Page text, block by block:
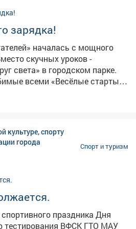
зарядка!
началась с мощного
скучных уроков -
света» в городском парке.
всеми «Весёлые старты»,
Ребята бегали, прыгали,
и, конечно, поддерживали
и положено, - победа дружбы.
главное: спорт - это не
залог хорошего настроения
культуре, спорту
города
Спорт и туризм
праздника Дня